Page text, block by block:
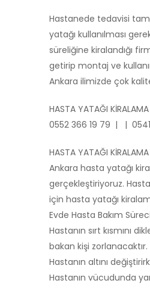
Hastanede tedavisi
yatağı kullanılması
süreliğine kiralandığı
getirip montaj ve
Ankara ilimizde çok
HASTA YATAĞI
0552 366 19 79 | |
HASTA YATAĞI
Ankara hasta yatağı
gerçekleştiriyoruz.
için hasta yatağı
Evde Hasta Bakım
Hastanın sırt kısmını
bakan kişi zorlanacaktır.
Hastanın altını
Hastanın vücudunda